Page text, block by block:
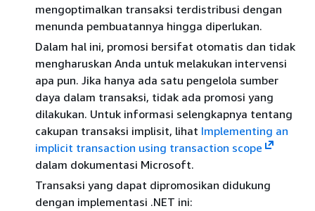
mengoptimalkan transaksi terdistribusi dengan
menunda pembuatannya hingga diperlukan.
Dalam hal ini, promosi bersifat otomatis dan tidak
mengharuskan Anda untuk melakukan intervensi
apa pun. Jika hanya ada satu pengelola sumber
daya dalam transaksi, tidak ada promosi yang
dilakukan. Untuk informasi selengkapnya tentang
cakupan transaksi implisit, lihat Implementing an
implicit transaction using transaction scope
dalam dokumentasi Microsoft.
Transaksi yang dapat dipromosikan didukung
dengan implementasi .NET ini: